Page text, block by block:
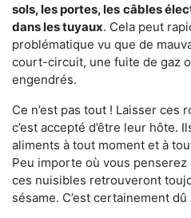
sols, les portes, les câbles
dans les tuyaux. Cela peut
problématique vu que de
court-circuit, une fuite de gaz
engendrés.
Ce n’est pas tout ! Laisser ces
c’est accepté d’être leur hôte.
aliments à tout moment et à
Peu importe où vous
ces nuisibles retrouveront
sésame. C’est certainement